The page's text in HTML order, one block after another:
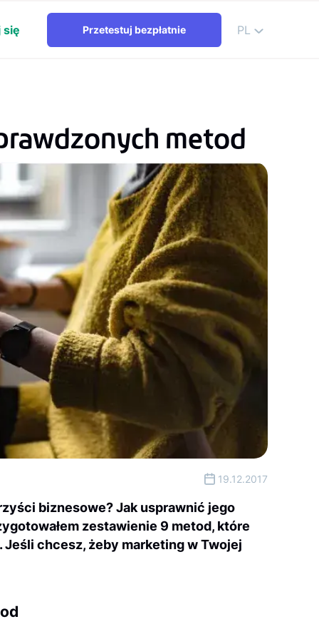
się Przetestuj bezpłatnie PL
metod
biznesowe? Jak usprawnić jego
zestawienie 9 metod, które
chcesz, żeby marketing w Twojej
19.12.2017